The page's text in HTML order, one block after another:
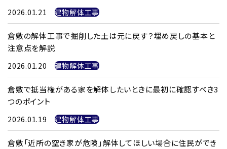
2026.01.21 建物解体工事
倉敷の解体工事で掘削した土は元に戻す？埋め戻しの基本と
注意点を解説
2026.01.20 建物解体工事
倉敷で抵当権がある家を解体したいときに最初に確認すべき3
つのポイント
2026.01.19 建物解体工事
倉敷「近所の空き家が危険」解体してほしい場合に住民ができ